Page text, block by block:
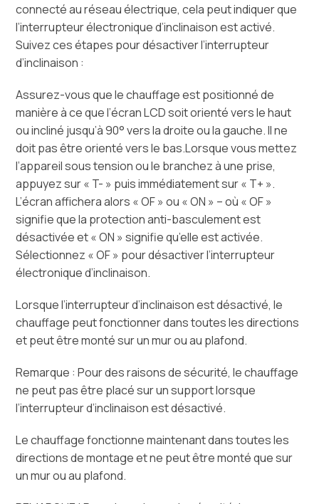
connecté au réseau électrique, cela peut indiquer que
l’interrupteur électronique d’inclinaison est activé.
Suivez ces étapes pour désactiver l’interrupteur
d’inclinaison :
Assurez-vous que le chauffage est positionné de
manière à ce que l’écran LCD soit orienté vers le haut
ou incliné jusqu’à 90° vers la droite ou la gauche. Il ne
doit pas être orienté vers le bas.Lorsque vous mettez
l’appareil sous tension ou le branchez à une prise,
appuyez sur « T- » puis immédiatement sur « T+ ».
L’écran affichera alors « OF » ou « ON » – où « OF »
signifie que la protection anti-basculement est
désactivée et « ON » signifie qu’elle est activée.
Sélectionnez « OF » pour désactiver l’interrupteur
électronique d’inclinaison.
Lorsque l’interrupteur d’inclinaison est désactivé, le
chauffage peut fonctionner dans toutes les directions
et peut être monté sur un mur ou au plafond.
Remarque : Pour des raisons de sécurité, le chauffage
ne peut pas être placé sur un support lorsque
l’interrupteur d’inclinaison est désactivé.
Le chauffage fonctionne maintenant dans toutes les
directions de montage et ne peut être monté que sur
un mur ou au plafond.